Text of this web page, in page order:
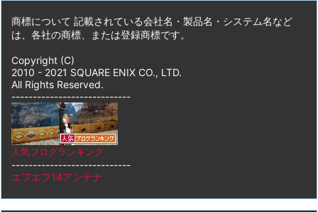
商標について 記載されている会社名・製品名・システム名など
は、各社の商標、または登録商標です。
Copyright (C)
2010 - 2021 SQUARE ENIX CO., LTD.
All Rights Reserved.
----------------------------
人気ブログランキング
----------------------------
エフエフ14アンテナ